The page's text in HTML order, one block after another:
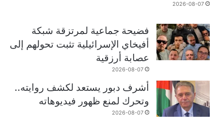
2026-08-07
فضيحة جماعية لمرتزقة شبكة
أفيخاي الإسرائيلية تثبت تحولهم إلى
عصابة أرزقية
2026-08-07
أشرف دبور يستعد لكشف روايته..
وتحرك لمنع ظهور فيديوهاته
2026-08-07